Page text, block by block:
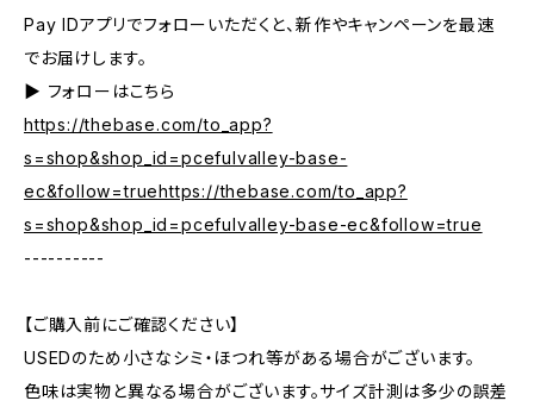
Pay IDアプリでフォローいただくと、新作やキャンペーンを最速
でお届けします。
▶︎ フォローはこちら
https://thebase.com/to_app?
s=shop&shop_id=pcefulvalley-base-
ec&follow=truehttps://thebase.com/to_app?
s=shop&shop_id=pcefulvalley-base-ec&follow=true
----------
【ご購入前にご確認ください】
USEDのため小さなシミ・ほつれ等がある場合がございます。
色味は実物と異なる場合がございます。サイズ計測は多少の誤差